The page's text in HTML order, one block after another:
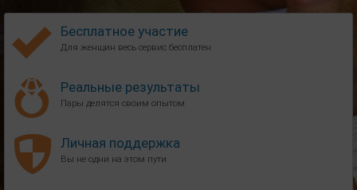
Бесплатное участие
Для женщин весь сервис бесплатен
Реальные результаты
Пары делятся своим опытом
Личная поддержка
Вы не одни на этом пути